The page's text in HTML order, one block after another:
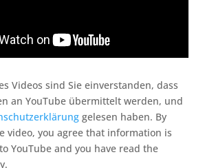
Videos sind Sie einverstanden, dass
an YouTube übermittelt werden, und
gelesen haben. By
video, you agree that information is
YouTube and you have read the